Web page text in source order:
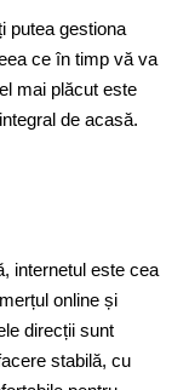
putea gestiona
ce în timp vă va
mai plăcut este
de acasă.
internetul este cea
online și
direcții sunt
stabilă, cu